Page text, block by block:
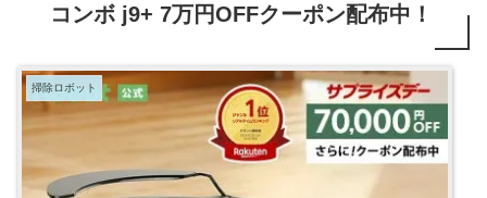
コンボ j9+ 7万円OFFクーポン配布中！
掃除ロボット